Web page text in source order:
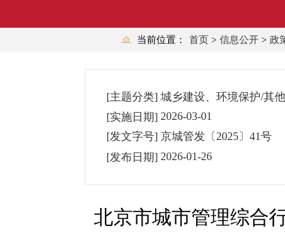
当前位置： 首页 > 信息公开 > 政
[主题分类] 城乡建设、环境保护/其他
[实施日期] 2026-03-01
[发文字号] 京城管发 〔 2025〕 41号
[发布日期] 2026-01-26
北京市城市管理综合